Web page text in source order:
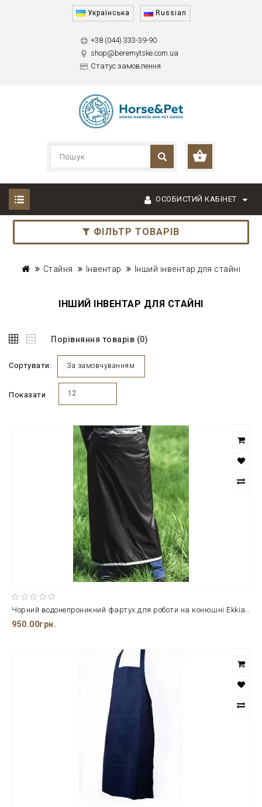
Українська Russian
+38 (044) 333-39-90
shop@beremytske.com.ua
Статус замовлення
ОСОБИСТИЙ КАБІНЕТ
ФІЛЬТР ТОВАРІВ
Стайня Інвентар Інший інвентар для стайні
ІНШИЙ ІНВЕНТАР ДЛЯ СТАЙНІ
Порівняння товарів (0)
Сортувати: За замовчуванням
Показати 12
950.00грн.